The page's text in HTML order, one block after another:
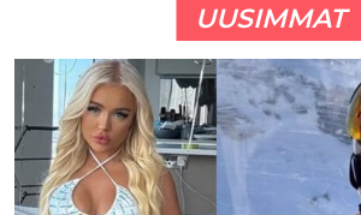
UUSIMMAT